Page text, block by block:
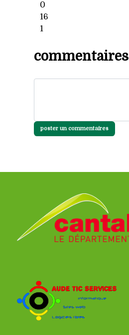
0
16
1
commentaires
poster un commentaires